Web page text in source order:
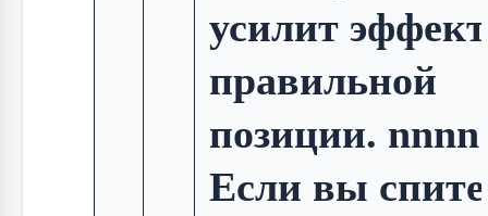
усилит эффект
правильной
позиции. nnnn
Если вы спите